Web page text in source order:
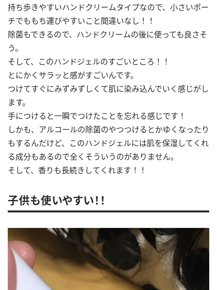
持ち歩きやすいハンドクリームタイプなので、小さいポー
チでももち運びやすいこと間違いなし！！
除菌もできるので、ハンドクリームの後に使っても良さそ
う。
そして、このハンドジェルのすごいところ！！
とにかくサラッと感がすごいんです。
つけてすぐにみずみずしくて肌に染み込んでいく感じがし
ます。
手につけると一瞬でつけたことを忘れる感じです！
しかも、アルコールの除菌のやつつけるとかゆくなったり
もするんだけど、このハンドジェルには肌を保湿してくれ
る成分もあるので全くそういうのがありません。
そして、香りも長続きしてくれます！！
子供も使いやすい！！